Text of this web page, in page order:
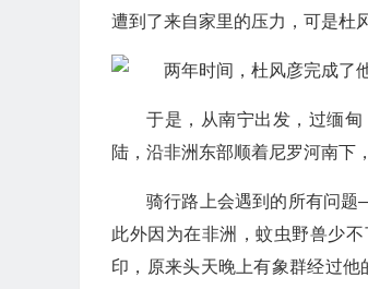
遭到了来自家里的压力，可是杜
于是，从南宁出发，过缅
陆，沿非洲东部顺着尼罗河南下
骑行路上会遇到的所有问
此外因为在非洲，蚊虫野兽少
印，原来头天晚上有象群经过